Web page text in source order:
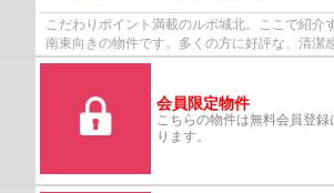
こだわりポイント満載のルポ城北。ここで紹介
南東向きの物件です。多くの方に好評な、清潔
マンションです。駅まで徒歩11分の場所に...
会員限定物件
こちらの物件は無料会員登
ります。